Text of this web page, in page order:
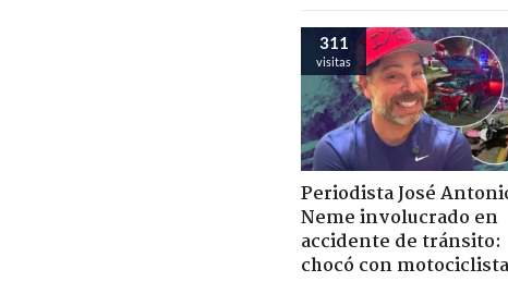
311
visitas
Periodista José
Neme involucrado en
accidente de tránsito:
chocó con motociclista